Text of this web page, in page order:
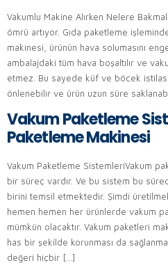
Vakumlu Makine Alırken Nelere
ömrü artıyor. Gıda paketleme
makinesi, ürünün hava solumasını
ambalajdaki tüm hava boşaltılır ve
etmez. Bu sayede küf ve böcek
önlenebilir ve ürün uzun süre
Vakum Paketleme
Paketleme Makinesi
Vakum Paketleme SistemleriVakum
bir süreç vardır. Ve bu sistem bu
birini temsil etmektedir. Şimdi
hemen hemen her ürünlerde vakum
mümkün olacaktır. Vakum paketleri
has bir şekilde korunması da
değeri hiçbir […]